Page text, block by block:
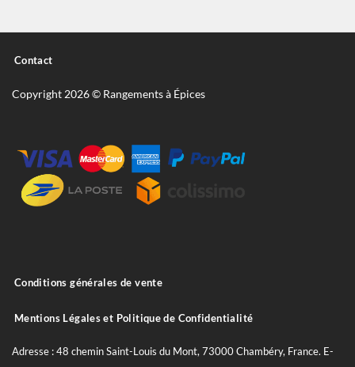
Contact
Copyright 2026 © Rangements à Épices
Conditions générales de vente
Mentions Légales et Politique de Confidentialité
Adresse : 48 chemin Saint-Louis du Mont, 73000 Chambéry, France. E-